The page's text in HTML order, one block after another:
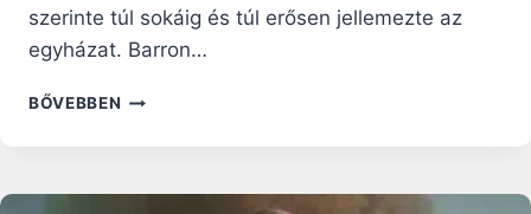
szerinte túl sokáig és túl erősen jellemezte az
egyházat. Barron…
BŐVEBBEN ROBERT
SOKÁIG